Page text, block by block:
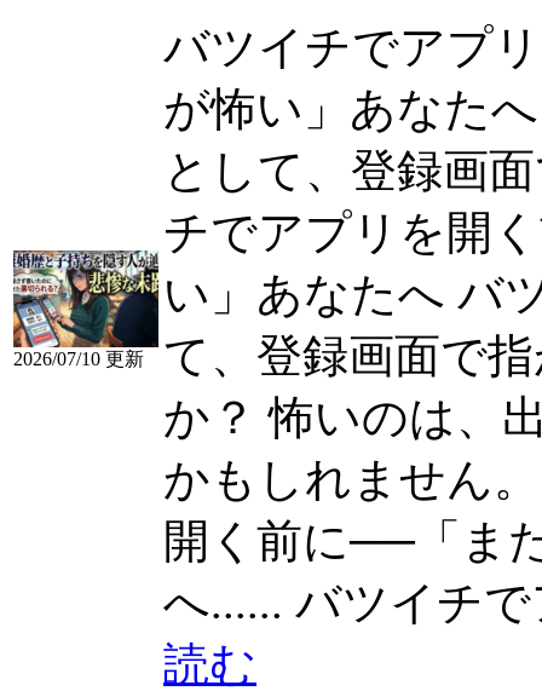
2026/07/10 更新
バツイチでアプ
が怖い」あなた
として、登録画
チでアプリを開
い」あなたへ バ
て、登録画面で
か？ 怖いのは、
かもしれません
開く前に──「ま
へ...... バツイチ
読む